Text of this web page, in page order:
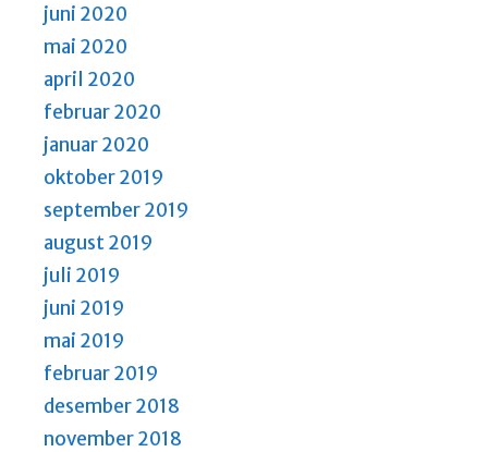
juni 2020
mai 2020
april 2020
februar 2020
januar 2020
oktober 2019
september 2019
august 2019
juli 2019
juni 2019
mai 2019
februar 2019
desember 2018
november 2018